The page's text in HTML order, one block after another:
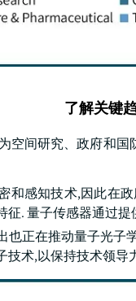
了解关键
空间研究、政府和
和感知技术,因此在
征. 量子传感器通过
也正在推动量子光子
术,以保持技术领导